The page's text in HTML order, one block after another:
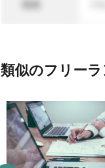
類似のフリー